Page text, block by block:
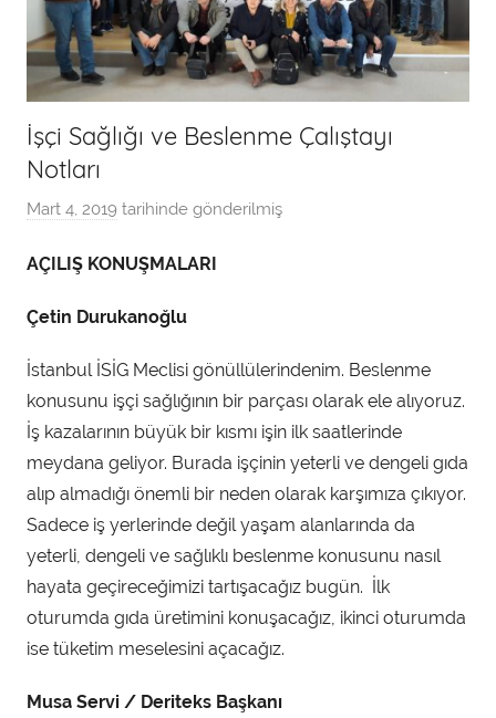
İşçi Sağlığı ve Beslenme Çalıştayı
Notları
Mart 4, 2019 tarihinde gönderilmiş
a
r
a
f
ı
n
d
a
n
AÇILIŞ KONUŞMALARI
Çetin Durukanoğlu
İstanbul İSİG Meclisi gönüllülerindenim. Beslenme
konusunu işçi sağlığının bir parçası olarak ele alıyoruz.
İş kazalarının büyük bir kısmı işin ilk saatlerinde
meydana geliyor. Burada işçinin yeterli ve dengeli gıda
alıp almadığı önemli bir neden olarak karşımıza çıkıyor.
Sadece iş yerlerinde değil yaşam alanlarında da
yeterli, dengeli ve sağlıklı beslenme konusunu nasıl
hayata geçireceğimizi tartışacağız bugün. İlk
oturumda gıda üretimini konuşacağız, ikinci oturumda
ise tüketim meselesini açacağız.
Musa Servi / Deriteks Başkanı